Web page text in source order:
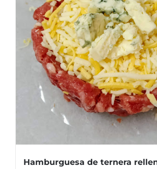
Hamburguesa de ternera